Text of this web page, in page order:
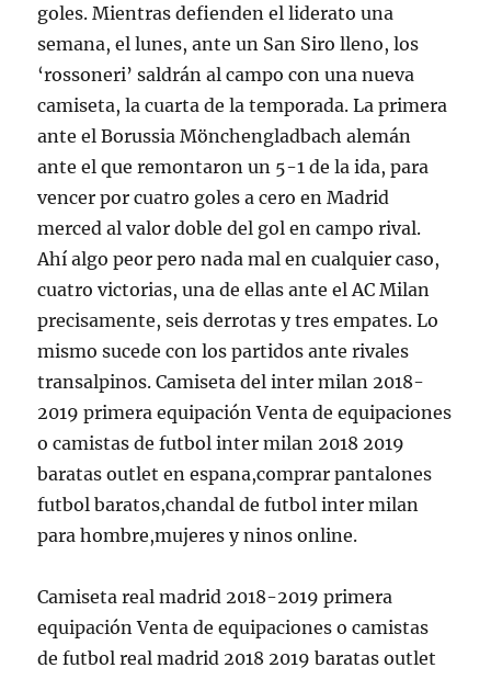
goles. Mientras defienden el liderato una
semana, el lunes, ante un San Siro lleno, los
‘rossoneri’ saldrán al campo con una nueva
camiseta, la cuarta de la temporada. La primera
ante el Borussia Mönchengladbach alemán
ante el que remontaron un 5-1 de la ida, para
vencer por cuatro goles a cero en Madrid
merced al valor doble del gol en campo rival.
Ahí algo peor pero nada mal en cualquier caso,
cuatro victorias, una de ellas ante el AC Milan
precisamente, seis derrotas y tres empates. Lo
mismo sucede con los partidos ante rivales
transalpinos. Camiseta del inter milan 2018-
2019 primera equipación Venta de equipaciones
o camistas de futbol inter milan 2018 2019
baratas outlet en espana,comprar pantalones
futbol baratos,chandal de futbol inter milan
para hombre,mujeres y ninos online.
Camiseta real madrid 2018-2019 primera
equipación Venta de equipaciones o camistas
de futbol real madrid 2018 2019 baratas outlet